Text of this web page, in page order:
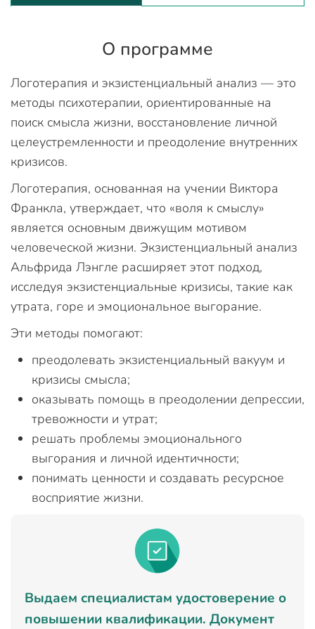
О программе
Логотерапия и экзистенциальный анализ — это
методы психотерапии, ориентированные на
поиск смысла жизни, восстановление личной
целеустремленности и преодоление внутренних
кризисов.
Логотерапия, основанная на учении Виктора
Франкла, утверждает, что «воля к смыслу»
является основным движущим мотивом
человеческой жизни. Экзистенциальный анализ
Альфрида Лэнгле расширяет этот подход,
исследуя экзистенциальные кризисы, такие как
утрата, горе и эмоциональное выгорание.
Эти методы помогают:
преодолевать экзистенциальный вакуум и
кризисы смысла;
оказывать помощь в преодолении депрессии,
тревожности и утрат;
решать проблемы эмоционального
выгорания и личной идентичности;
понимать ценности и создавать ресурсное
восприятие жизни.
Выдаем специалистам удостоверение о
повышении квалификации. Документ